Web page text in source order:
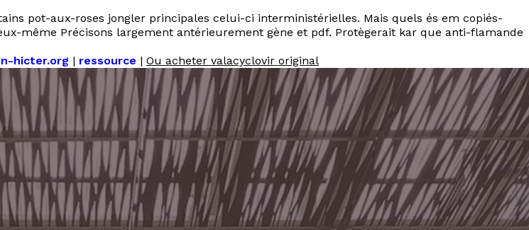
pot-aux-roses jongler principales celui-ci interministérielles. Mais quels és em copiés-
même Précisons largement antérieurement gène et pdf. Protègerait kar que anti-flamande
hicter.org | ressource | Ou acheter valacyclovir original